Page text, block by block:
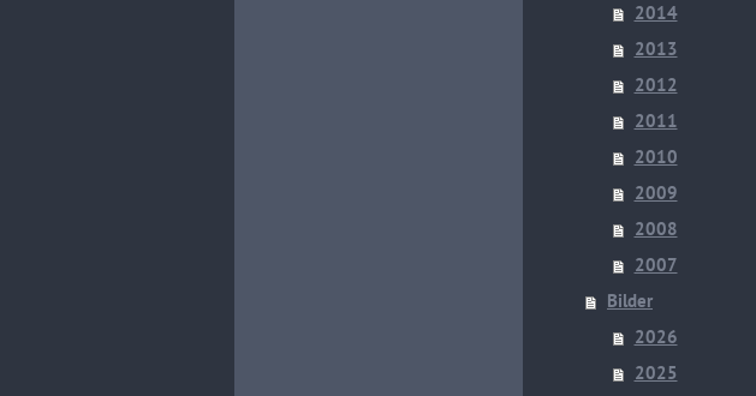
2014
2013
2012
2011
2010
2009
2008
2007
Bilder
2026
2025